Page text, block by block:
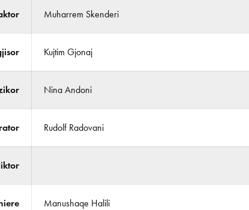
Muharrem Skenderi
Kujtim Gjonaj
Nina Andoni
Rudolf Radovani
Manushaqe Halili